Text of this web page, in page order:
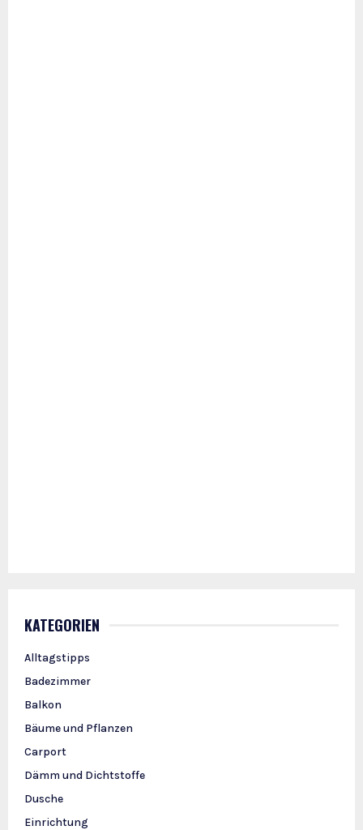
KATEGORIEN
Alltagstipps
Badezimmer
Balkon
Bäume und Pflanzen
Carport
Dämm und Dichtstoffe
Dusche
Einrichtung